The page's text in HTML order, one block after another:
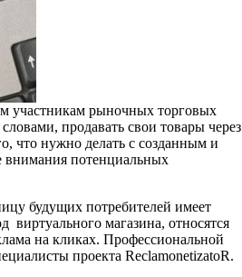
участникам рыночных торговых
продавать свои товары через
что нужно делать с созданным и
внимания потенциальных
будущих потребителей имеет
виртуального магазина, относятся
на кликах. Профессиональной
проекта ReclamonetizatoR.